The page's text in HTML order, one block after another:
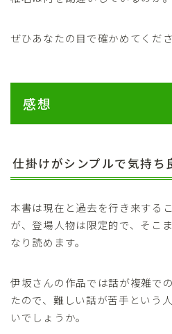
ぜひあなたの目で確かめてくださ
感想
仕掛けがシンプルで気持ち
本書は現在と過去を行き来する
が、登場人物は限定的で、そこ
なり読めます。
伊坂さんの作品では話が複雑で
たので、難しい話が苦手という
いでしょうか。